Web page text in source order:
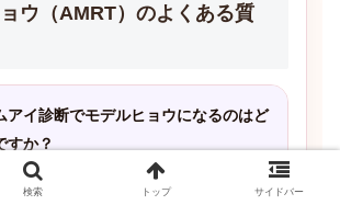
ウ（AMRT）のよくある質
アイ診断でモデルヒョウになるのはど
すか？
とは何もしていないのに、なぜか目が離
検索 トップ サイドバー